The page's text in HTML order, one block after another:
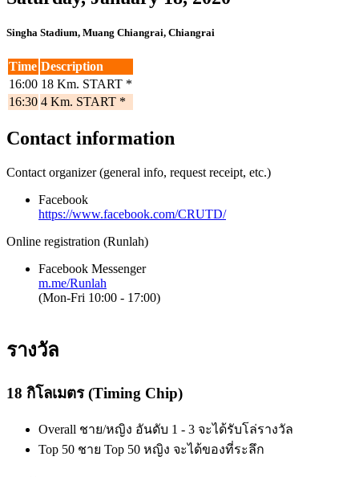
Singha Stadium, Muang Chiangrai, Chiangrai
Time Description
16:00 18 Km. START *
16:30 4 Km. START *
Contact information
Contact organizer (general info, request receipt, etc.)
Facebook
https://www.facebook.com/CRUTD/
Online registration (Runlah)
Facebook Messenger
m.me/Runlah
(Mon-Fri 10:00 - 17:00)
รางวัล
18 กิโลเมตร (Timing Chip)
Overall ชาย/หญิง อันดับ 1 - 3 จะได้รับโล่รางวัล
Top 50 ชาย Top 50 หญิง จะได้ของที่ระลึก